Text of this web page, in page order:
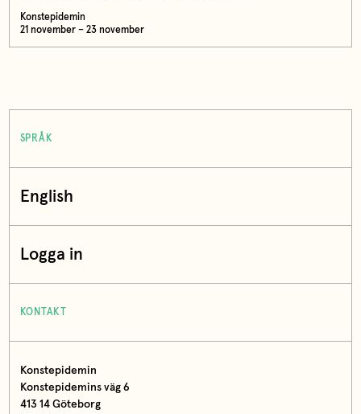
Konstepidemin
21 november – 23 november
SPRÅK
English
Logga in
KONTAKT
Konstepidemin
Konstepidemins väg 6
413 14 Göteborg